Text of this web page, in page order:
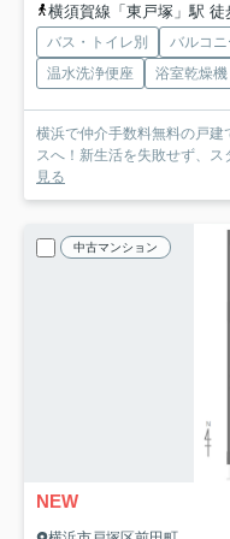
横須賀線「東戸塚」駅 徒
バス・トイレ別 バルコニ
温水洗浄便座
浴室乾燥機
横浜で仲介手数料無料の戸
スへ！新生活を失敗せず、
見る
中古マンション
NEW